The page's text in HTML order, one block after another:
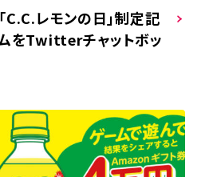
C.C.レモンの日」制定記
をTwitterチャットボッ